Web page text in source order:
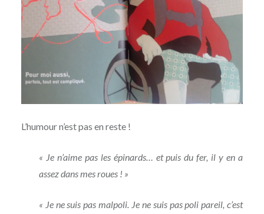
L’humour n’est pas en reste !
« Je n’aime pas les épinards… et puis du fer, il y en a
assez dans mes roues ! »
« Je ne suis pas malpoli. Je ne suis pas poli pareil, c’est